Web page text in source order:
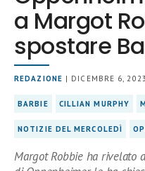
a Margot
spostare
REDAZIONE | DICEMBRE 6, 2023
BARBIE CILLIAN MURPHY
NOTIZIE DEL MERCOLEDÌ
Margot Robbie ha rivelato